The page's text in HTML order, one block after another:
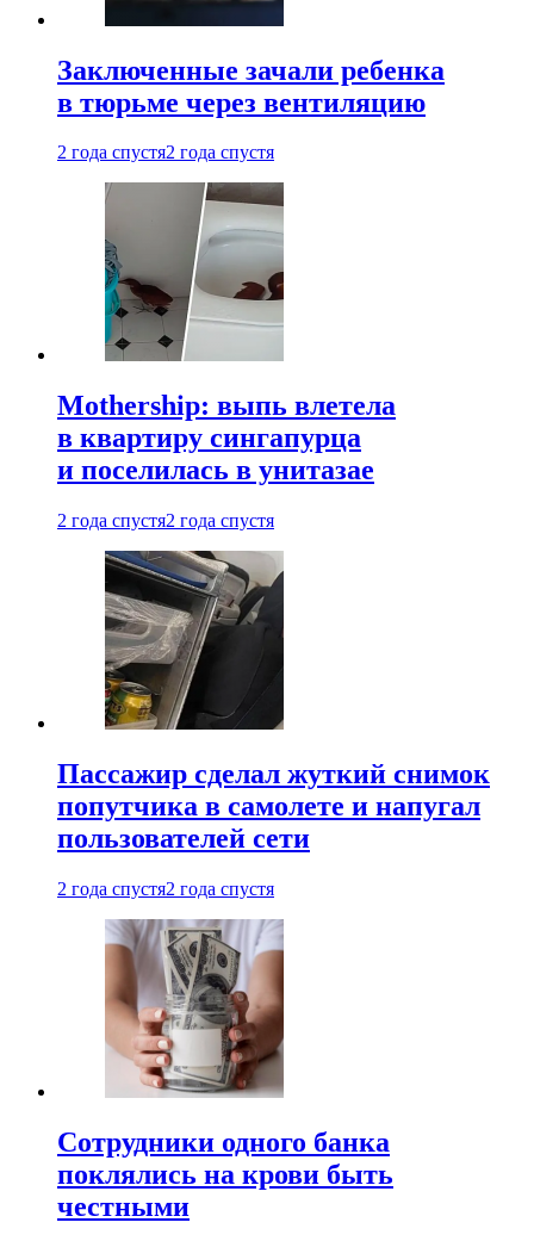
Заключенные зачали ребенка
в тюрьме через вентиляцию
2 года спустя2 года спустя
Mothership: выпь влетела
в квартиру сингапурца
и поселилась в унитазае
2 года спустя2 года спустя
Пассажир сделал жуткий снимок
попутчика в самолете и напугал
пользователей сети
2 года спустя2 года спустя
Сотрудники одного банка
поклялись на крови быть
честными